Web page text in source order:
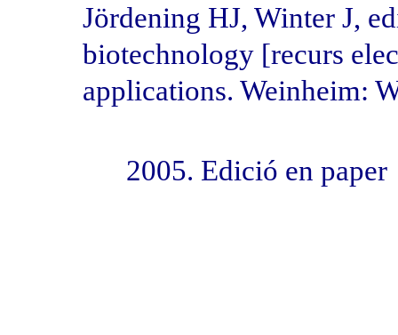
Jördening HJ, Winter J,
biotechnology [recurs
applications. Weinheim:
2005. Edició en